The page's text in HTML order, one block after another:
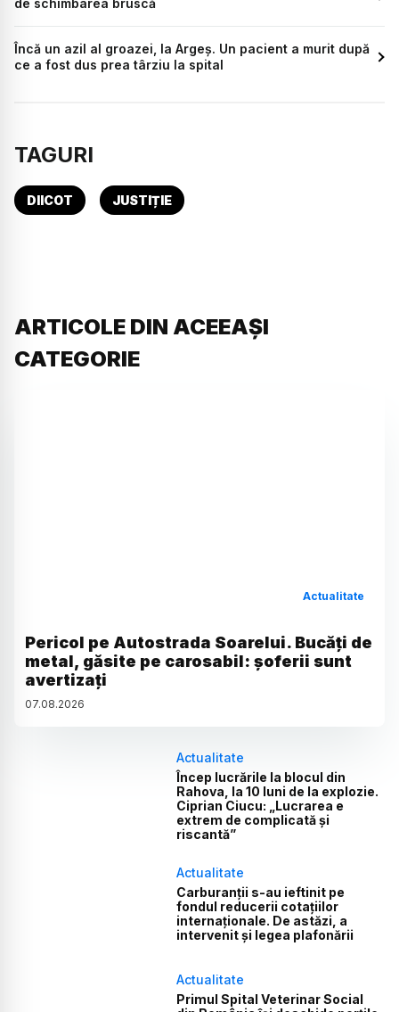
Încă un azil al groazei, la Argeș. Un pacient a murit după
ce a fost dus prea târziu la spital
TAGURI
DIICOT JUSTIȚIE
ARTICOLE DIN ACEEAȘI
CATEGORIE
Actualitate
Pericol pe Autostrada Soarelui. Bucăți de
metal, găsite pe carosabil: șoferii sunt
avertizați
07.08.2026
Actualitate
Încep lucrările la blocul din
Rahova, la 10 luni de la explozie.
Ciprian Ciucu: „Lucrarea e
extrem de complicată și
riscantă”
Actualitate
Carburanții s-au ieftinit pe
fondul reducerii cotațiilor
internaționale. De astăzi, a
intervenit și legea plafonării
Actualitate
Primul Spital Veterinar Social